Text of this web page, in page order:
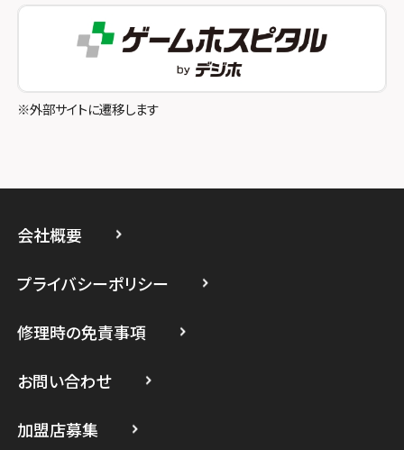
スマホスピタル町田
スマホスピタル吉祥寺
スマホスピタル立川
スマホスピタル たまプラーザ駅前
スマホスピタル 登戸・向ヶ丘遊園
スマホスピタル 武蔵小杉
※外部サイトに遷移します
会社概要
プライバシーポリシー
修理時の免責事項
お問い合わせ
加盟店募集